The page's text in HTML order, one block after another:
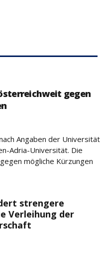
gegen
Angaben der Universität
Adria-Universität. Die
mögliche Kürzungen
strengere
Verleihung der